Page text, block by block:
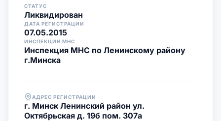
СТАТУС
Ликвидирован
ДАТА РЕГИСТРАЦИИ
07.05.2015
ИНСПЕКЦИЯ МНС
Инспекция МНС по Ленинскому району
г.Минска
АДРЕС РЕГИСТРАЦИИ
г. Минск Ленинский район ул.
Октябрьская д. 19б пом. 307а